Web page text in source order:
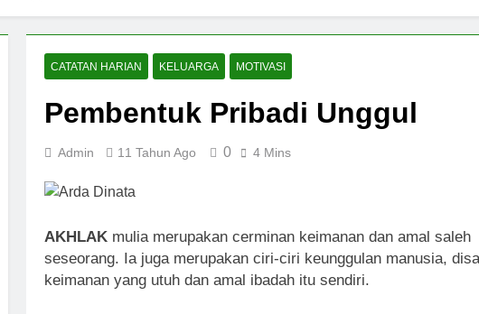
CATATAN HARIAN KELUARGA MOTIVASI
Pembentuk Pribadi Unggul
Admin 11 Tahun Ago 0 4 Mins
AKHLAK mulia merupakan cerminan keimanan dan amal saleh
seseorang. Ia juga merupakan ciri-ciri keunggulan manusia,
keimanan yang utuh dan amal ibadah itu sendiri.